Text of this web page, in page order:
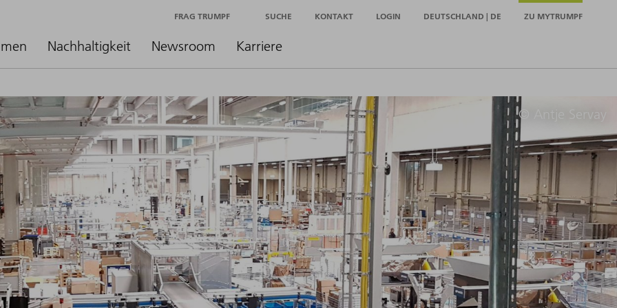
Nachhaltigkeit Newsroom Karriere
FRAG TRUMPF SUCHE KONTAKT LOGIN DEUTSCHLAND | DE ZU MYTRUMPF
© Antje Servay